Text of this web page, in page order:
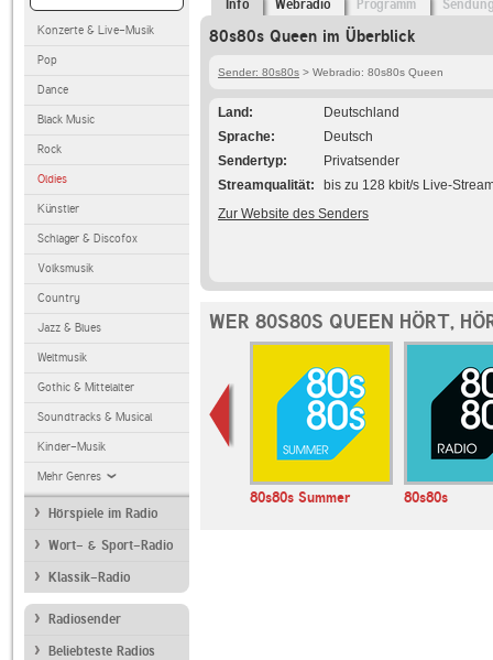
Konzerte & Live-Musik
Pop
Dance
Black Music
Rock
Oldies
Künstler
Schlager & Discofox
Volksmusik
Country
Jazz & Blues
Weltmusik
Gothic & Mittelalter
Soundtracks & Musical
Kinder-Musik
Mehr Genres
Hörspiele im Radio
Wort- & Sport-Radio
Klassik-Radio
Radiosender
Beliebteste Radios
Info Webradio Programm
80s80s Queen im Überblick
Sender: 80s80s > Webradio: 80s80s Queen
Land
Deutschland
Sprache
Deutsch
Sendertyp
Privatsender
Streamqualität
bis zu 128 kbit/s Live-
Zur Website des Senders
WER 80S80S QUEEN HÖRT,
ROCK ANTENNE
Heavy Metal
80s80s Summer 80s80s